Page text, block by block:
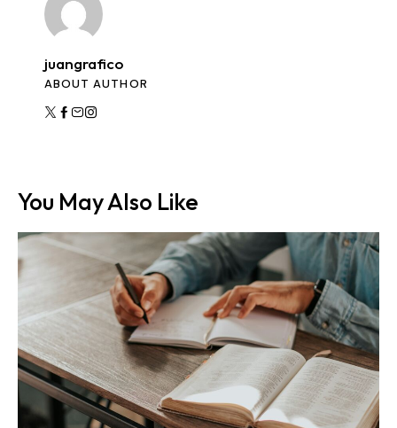
juangrafico
ABOUT AUTHOR
You May Also Like